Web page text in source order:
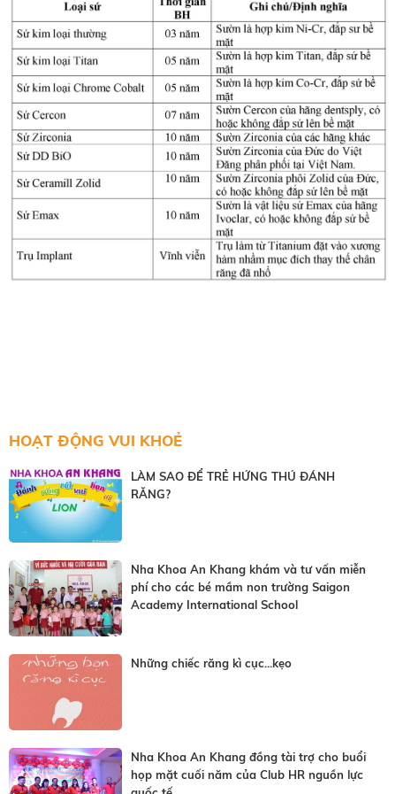
HOẠT ĐỘNG VUI KHOẺ
LÀM SAO ĐỂ TRẺ HỨNG THÚ ĐÁNH
RĂNG?
Nha Khoa An Khang khám và tư vấn miễn
phí cho các bé mầm non trường Saigon
Academy International School
Những chiếc răng kì cục...kẹo
Nha Khoa An Khang đồng tài trợ cho buổi
họp mặt cuối năm của Club HR nguồn lực